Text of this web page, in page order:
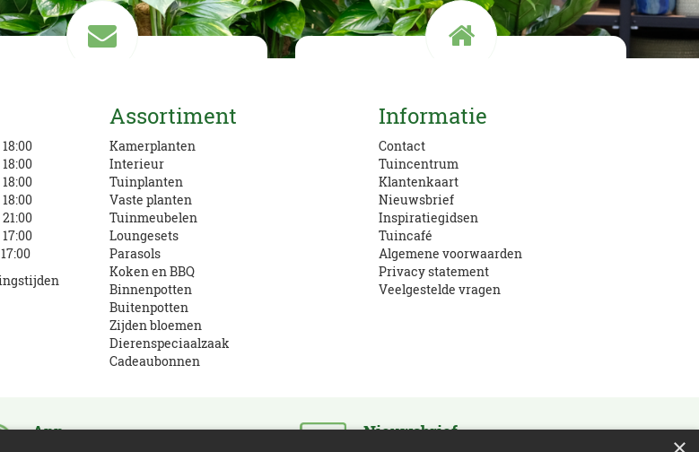
info@eurofleur.nl
Openingstijden en route
Assortiment
Kamerplanten
Interieur
Tuinplanten
Vaste planten
Tuinmeubelen
Loungesets
Parasols
Koken en BBQ
Binnenpotten
Buitenpotten
Zijden bloemen
Dierenspeciaalzaak
Cadeaubonnen
Informatie
Contact
Tuincentrum
Klantenkaart
Nieuwsbrief
Inspiratiegidsen
Tuincafé
Algemene voorwaarden
Privacy statement
Veelgestelde vragen
App Nieuwsbrief